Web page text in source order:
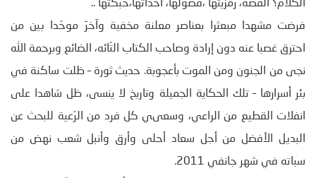
الكلام؟ القصة، رمزيّتها ،فصولها، أحداثها،حبكتها ..
فرضت مشهدا مبعثرا بعناصر معلنة مخفية وآخرَ موحّدا بين من
احترق غصبا عنه دون إرادة وصاحب الكتاب التّائه، الضائع وبرحمة الله
نجى من الجنون ومن الموت بأعجوبة. حديث ثورة – ظلت ساكنة في
بئر أسرارها – تلك الحكاية الجميلة وتاريخ لا ينسى، ظل شاهدا على
انفلات القطيع من الراعي، وسعىي كل فرد من الرّعية للبحث عن
البديل الأفضل من أجل سعاد أحلى وأرق وأنبل شعب نهض من
سباته في شهر جانفي 2011.